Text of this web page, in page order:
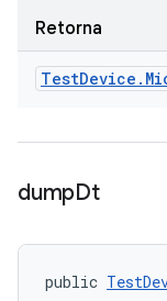
Retorna
TestDevice .
dumpDt
public